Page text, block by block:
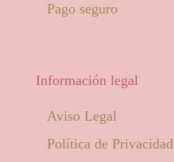
Pago seguro
Información legal
Aviso Legal
Política de Privacidad